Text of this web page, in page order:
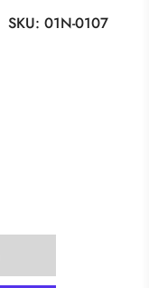
SKU: 01N-0107